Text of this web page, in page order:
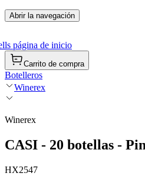
Abrir la navegación
página de inicio
Carrito de compra
Botelleros
Winerex
Winerex
CASI - 20 botellas -
HX2547